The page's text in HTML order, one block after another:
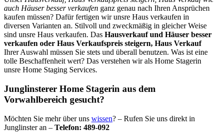
auch Häuser besser verkaufen ganz genau nach Ihren Ansprüchen
kaufen müssen? Dafür fertigen wir unsre Haus verkaufen in
diversen Varianten an. Stilvoll und zweckmäßig in gleicher Weise
sind unsre Haus verkaufen. Das Hausverkauf und Häuser besser
verkaufen oder Haus Verkaufspreis steigern, Haus Verkauf
Ihrer Auswahl müssen Sie stets und überall benutzen. Was ist eine
tolle Beschaffenheit wert? Das verstehen wir als Home Stagerin
unsre Home Staging Services.
Junglinsterer Home Stagerin aus dem
Vorwahlbereich gesucht?
Möchten Sie mehr über uns wissen? – Rufen Sie uns direkt in
Junglinster an – Telefon: 489-092